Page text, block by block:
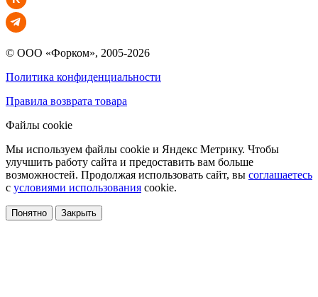
© ООО «Форком», 2005-2026
Политика конфиденциальности
Правила возврата товара
Файлы cookie
Мы используем файлы cookie и Яндекс Метрику. Чтобы
улучшить работу сайта и предоставить вам больше
возможностей. Продолжая использовать сайт, вы соглашаетесь
с условиями использования cookie.
Понятно Закрыть